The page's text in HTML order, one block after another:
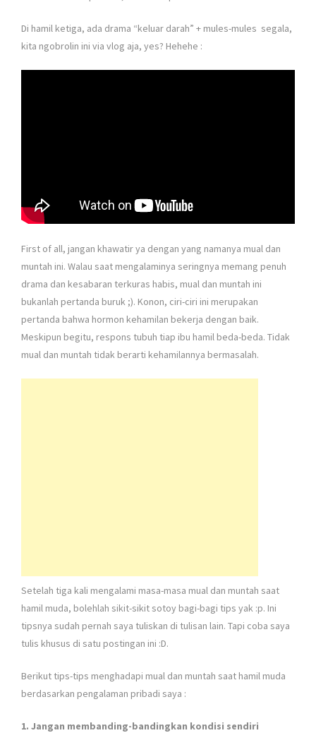
Di hamil ketiga, ada drama “keluar darah” + mules-mules segala,
kita ngobrolin ini via vlog aja, yes? Hehehe :
First of all, jangan khawatir ya dengan yang namanya mual dan
muntah ini. Walau saat mengalaminya seringnya memang penuh
drama dan kesabaran terkuras habis, mual dan muntah ini
bukanlah pertanda buruk ;). Konon, ciri-ciri ini merupakan
pertanda bahwa hormon kehamilan bekerja dengan baik.
Meskipun begitu, respons tubuh tiap ibu hamil beda-beda. Tidak
mual dan muntah tidak berarti kehamilannya bermasalah.
Setelah tiga kali mengalami masa-masa mual dan muntah saat
hamil muda, bolehlah sikit-sikit sotoy bagi-bagi tips yak :p. Ini
tipsnya sudah pernah saya tuliskan di tulisan lain. Tapi coba saya
tulis khusus di satu postingan ini :D.
Berikut tips-tips menghadapi mual dan muntah saat hamil muda
berdasarkan pengalaman pribadi saya :
1. Jangan membanding-bandingkan kondisi sendiri